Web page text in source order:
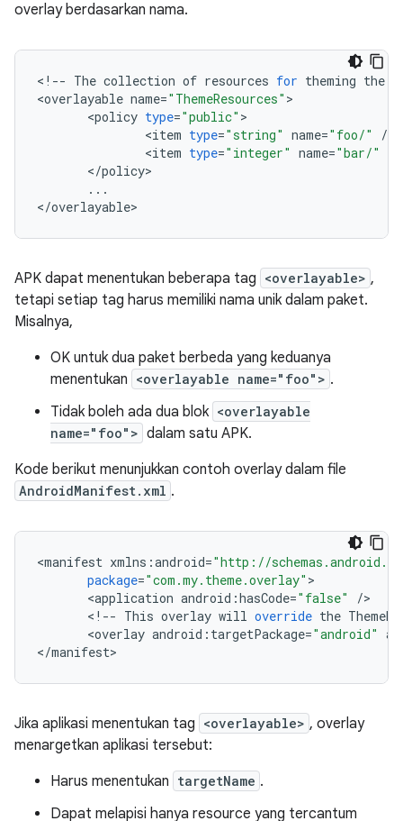
overlay berdasarkan nama.
< ! -- The collection of resources for theming the
<overlayable name="ThemeResources"
<policy type="public"
<item type="string" name="foo/" /
<item type="integer" name="bar/"
</policy
...
</overlayable
APK dapat menentukan beberapa tag <overlayable> ,
tetapi setiap tag harus memiliki nama unik dalam paket.
Misalnya,
OK untuk dua paket berbeda yang keduanya
menentukan <overlayable name="foo"> .
Tidak boleh ada dua blok <overlayable
name="foo"> dalam satu APK.
Kode berikut menunjukkan contoh overlay dalam file
AndroidManifest.xml .
<manifest xmlns :android="http://
package="com.my.theme.overlay"
<application android :hasCode="false" /
< ! -- This overlay will override the
<overlay android : targetPackage="android"
</manifest
Jika aplikasi menentukan tag <overlayable> , overlay
menargetkan aplikasi tersebut:
Harus menentukan targetName .
Dapat melapisi hanya resource yang tercantum